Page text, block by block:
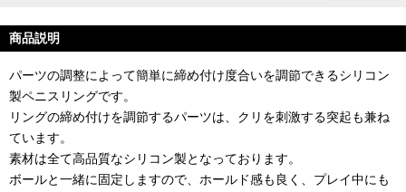
商品説明
パーツの調整によって簡単に締め付け度合いを調節できるシリコン
製ペニスリングです。
リングの締め付けを調節するパーツは、クリを刺激する突起も兼ね
ています。
素材は全て高品質なシリコン製となっております。
ボールと一緒に固定しますので、ホールド感も良く、プレイ中にも